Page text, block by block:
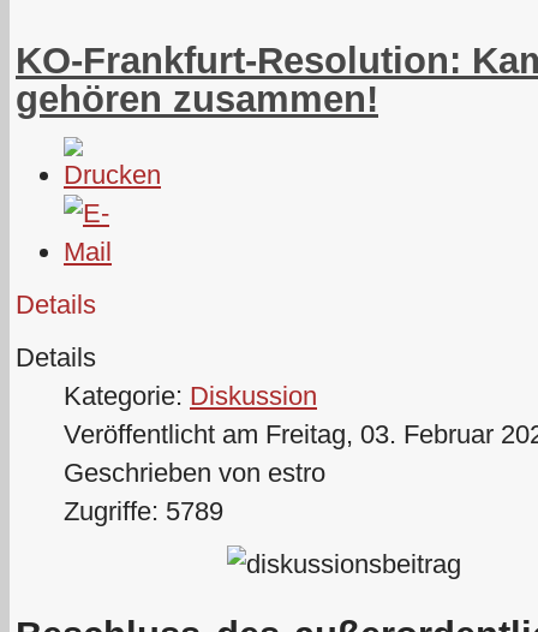
KO-Frankfurt-Resolution:
gehören zusammen!
Details
Details
Kategorie: Diskussion
Veröffentlicht am Freitag, 03. Februar
Geschrieben von estro
Zugriffe: 5789